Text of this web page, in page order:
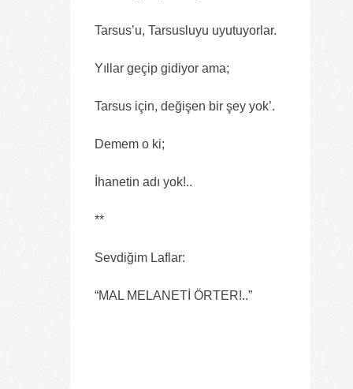
Tarsus’u, Tarsusluyu uyutuyorlar.
Yıllar geçip gidiyor ama;
Tarsus için, değişen bir şey yok’.
Demem o ki;
İhanetin adı yok!..
**
Sevdiğim Laflar:
“MAL MELANETİ ÖRTER!..”